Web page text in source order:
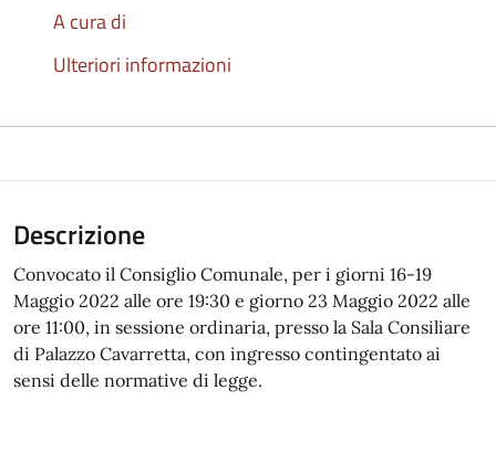
A cura di
Ulteriori informazioni
Descrizione
Convocato il Consiglio Comunale, per i giorni 16-19
Maggio 2022 alle ore 19:30 e giorno 23 Maggio 2022 alle
ore 11:00, in sessione ordinaria, presso la Sala Consiliare
di Palazzo Cavarretta, con ingresso contingentato ai
sensi delle normative di legge.